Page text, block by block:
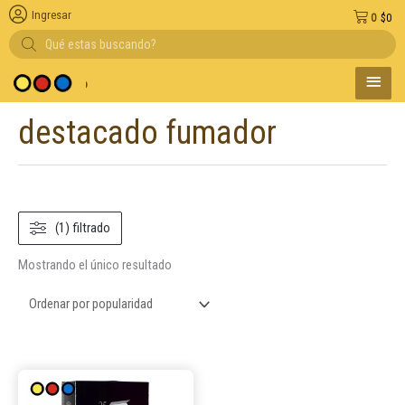
Búsqueda
de
productos
de pago
$0
0
Ingresar
MENÚ
destacado fumador
(1) filtrado
Mostrando el único resultado